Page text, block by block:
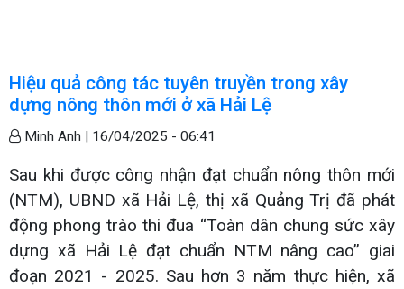
Hiệu quả công tác tuyên truyền trong xây
dựng nông thôn mới ở xã Hải Lệ
Minh Anh | 16/04/2025 - 06:41
Sau khi được công nhận đạt chuẩn nông thôn mới
(NTM), UBND xã Hải Lệ, thị xã Quảng Trị đã phát
động phong trào thi đua “Toàn dân chung sức xây
dựng xã Hải Lệ đạt chuẩn NTM nâng cao” giai
đoạn 2021 - 2025. Sau hơn 3 năm thực hiện, xã